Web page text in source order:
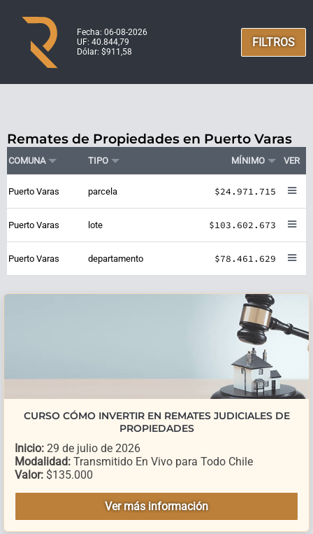
Fecha: 06-08-2026
UF: 40.844,79
Dólar: $911,58
FILTROS
Remates de Propiedades en Puerto Varas
COMUNA TIPO MÍNIMO VER
Puerto Varas parcela $24.971.715
Puerto Varas lote $103.602.673
Puerto Varas departamento $78.461.629
CURSO CÓMO INVERTIR EN REMATES JUDICIALES DE
PROPIEDADES
Inicio: 29 de julio de 2026
Modalidad: Transmitido En Vivo para Todo Chile
Valor: $135.000
Ver más información